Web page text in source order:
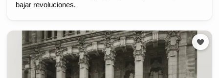
bajar revoluciones.